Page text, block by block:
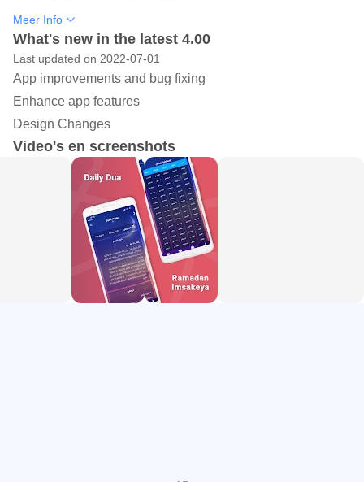
* De mogelijkheid om de dichtstbijzijnde moskeeën te
identificeren
* Iftar en avonduren
* Smeekbeden en herinnering
* Geef liefdadigheid rechtstreeks via de deuren van Qatar
aan goede doelen
* Fatwa-service
* Digitale boeken voor alle leeftijden "
Meer Info
What's new in the latest 4.00
Last updated on 2022-07-01
App improvements and bug fixing
Enhance app features
Design Changes
Video's en screenshots